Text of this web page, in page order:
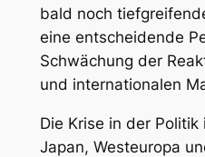
bald noch
eine entscheidende
Schwächung der
und internationalen
Die Krise in der
Japan, Westeuropa